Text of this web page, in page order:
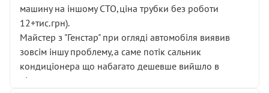
машину на іншому СТО,ціна трубки без роботи
12+тис.грн).
Майстер з "Генстар" при огляді автомобіля виявив
зовсім іншу проблему,а саме потік сальник
кондиціонера що набагато дешевше вийшло в
підсумку.